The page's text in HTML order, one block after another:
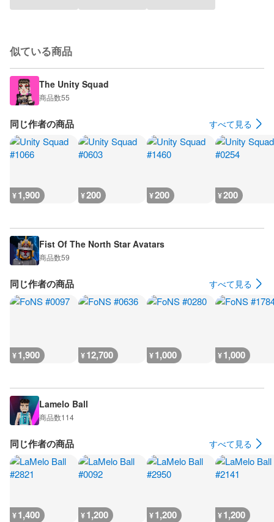
似ている商品
The Unity Squad
商品数55
同じ作者の商品 すべて見る
¥1,900 ¥200 ¥200 ¥200
Fist Of The North Star Avatars
商品数59
同じ作者の商品 すべて見る
¥1,900 ¥12,700 ¥1,000 ¥1,000
Lamelo Ball
商品数114
同じ作者の商品 すべて見る
¥1,400 ¥1,200 ¥1,200 ¥1,200